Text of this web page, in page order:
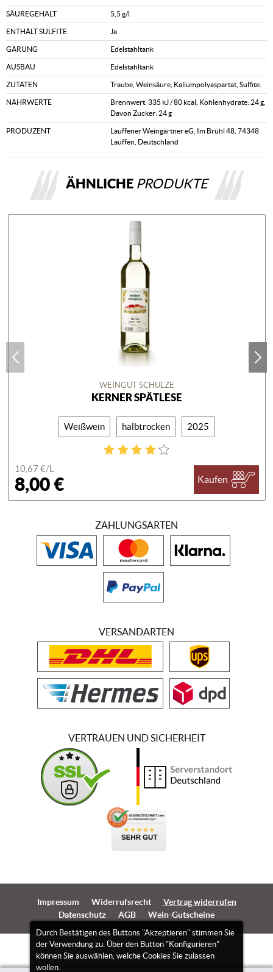
SÄUREGEHALT 5,5 g/l
ENTHÄLT SULFITE Ja
GÄRUNG Edelstahltank
AUSBAU Edelstahltank
ZUTATEN Traube, Weinsäure, Kaliumpolyaspartat, Sulfite.
NÄHRWERTE
Brennwert: 335 kJ / 80 kcal, Kohlenhydrate: 24 g,
Davon Zucker: 24 g
PRODUZENT
Lauffener Weingärtner eG, Im Brühl 48, 74348
Lauffen, Deutschland
ÄHNLICHE PRODUKTE
WEINGUT SCHULZE
KERNER SPÄTLESE
Weißwein halbtrocken 2025
10,67 €/L
8,00 € Kaufen
Durch Bestätigen des Buttons "Akzeptieren" stimmen Sie
der Verwendung zu. Über den Button "Konfigurieren"
können Sie auswählen, welche Cookies Sie zulassen
wollen.
ZAHLUNGSARTEN
VERSANDARTEN
VERTRAUEN UND SICHERHEIT
Impressum Widerrufsrecht
Vertrag widerrufen
Datenschutz
AGB Wein-Gutscheine